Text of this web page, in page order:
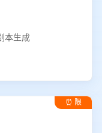
本生成
⏰ 限